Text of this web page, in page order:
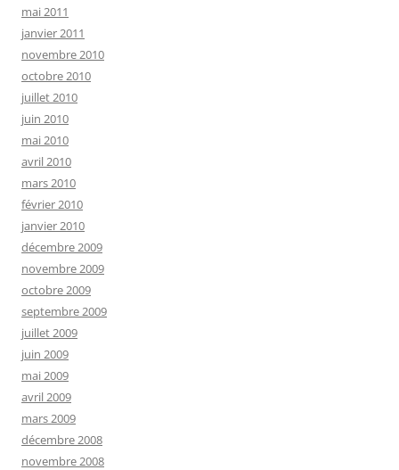
mai 2011
janvier 2011
novembre 2010
octobre 2010
juillet 2010
juin 2010
mai 2010
avril 2010
mars 2010
février 2010
janvier 2010
décembre 2009
novembre 2009
octobre 2009
septembre 2009
juillet 2009
juin 2009
mai 2009
avril 2009
mars 2009
décembre 2008
novembre 2008